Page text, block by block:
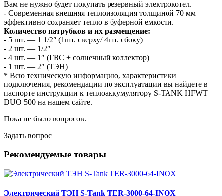
Вам не нужно будет покупать резервный электрокотел.
- Современная внешняя теплоизоляция толщиной 70 мм
эффективно сохраняет тепло в буферной емкости.
Количество патрубков и их размещение:
- 5 шт. — 1 1/2″ (1шт. сверху/ 4шт. сбоку)
- 2 шт. — 1/2″
- 4 шт. — 1″ (ГВС + солнечный коллектор)
- 1 шт. — 2″ (ТЭН)
* Всю техническую информацию, характеристики
подключения, рекомендации по эксплуатации вы найдете в
паспорте инструкции к теплоаккумулятору S-TANK HFWT
DUO 500 на нашем сайте.
Пока не было вопросов.
Задать вопрос
Рекомендуемые товары
Электрический ТЭН S-Tank TER-3000-64-INOX